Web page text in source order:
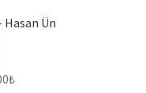
Hasan Ün
₺Şu